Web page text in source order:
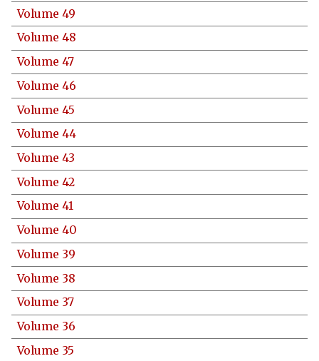
Volume 49
Volume 48
Volume 47
Volume 46
Volume 45
Volume 44
Volume 43
Volume 42
Volume 41
Volume 40
Volume 39
Volume 38
Volume 37
Volume 36
Volume 35